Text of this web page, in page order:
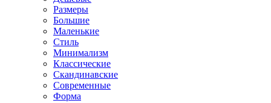
Размеры
Большие
Маленькие
Стиль
Минимализм
Классические
Скандинавские
Современные
Форма